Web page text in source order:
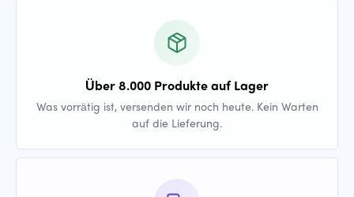
Über 8.000 Produkte auf Lager
Was vorrätig ist, versenden wir noch heute. Kein Warten
auf die Lieferung.